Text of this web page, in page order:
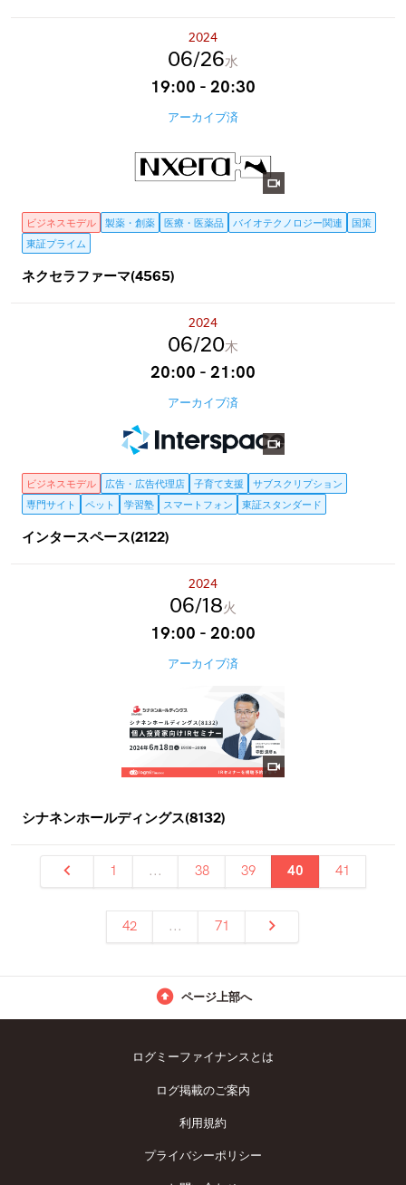
2024
06 26水
19:00 - 20:30
アーカイブ済
ビジネスモデル 製薬・創薬 医療・医薬品 バイオテクノロジー関連
国策
東証プライム
ネクセラファーマ(4565)
2024
06 20木
20:00 - 21:00
アーカイブ済
ビジネスモデル 広告・広告代理店 子育て支援
サブスクリプション
専門サイト
ペット 学習塾 スマートフォン 東証スタンダード
インタースペース(2122)
2024
06 18火
19:00 - 20:00
アーカイブ済
シナネンホールディングス(8132)
1 ... 38 39 40 41
42 ... 71
ページ上部へ
ログミーファイナンスとは
ログ掲載のご案内
利用規約
プライバシーポリシー